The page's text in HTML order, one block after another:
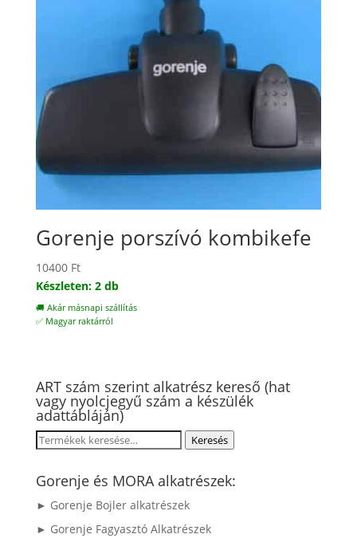
Gorenje porszívó kombikefe
10400 Ft
Készleten: 2 db
🚚 Akár másnapi szállítás
✅ Magyar raktárról
ART szám szerint alkatrész kereső (hat
vagy nyolcjegyű szám a készülék
adattábláján)
Keresés
következőre:
Keresés
Gorenje és MORA alkatrészek:
► Gorenje Bojler alkatrészek
► Gorenje Fagyasztó Alkatrészek